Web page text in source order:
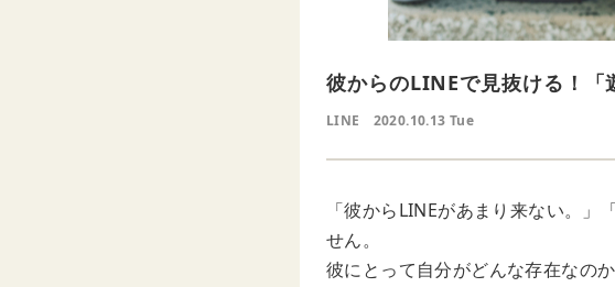
彼からのLINEで見抜ける！「
LINE 2020.10.13 Tue
「彼からLINEがあまり来ない。
せん。
彼にとって自分がどんな存在なの